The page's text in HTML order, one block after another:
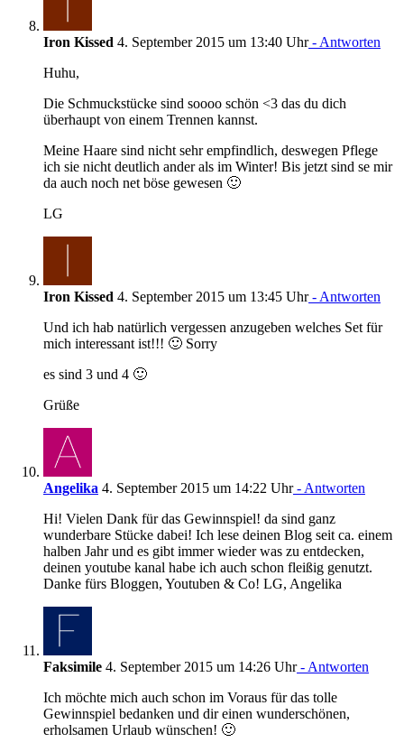
Iron Kissed 4. September 2015 um 13:40 Uhr- Antworten
Huhu,
Die Schmuckstücke sind soooo schön <3 das du dich
überhaupt von einem Trennen kannst.
Meine Haare sind nicht sehr empfindlich, deswegen Pflege
ich sie nicht deutlich ander als im Winter! Bis jetzt sind se mir
da auch noch net böse gewesen 🙂
LG
Iron Kissed 4. September 2015 um 13:45 Uhr- Antworten
Und ich hab natürlich vergessen anzugeben welches Set für
mich interessant ist!!! 🙂 Sorry
es sind 3 und 4 🙂
Grüße
Angelika 4. September 2015 um 14:22 Uhr- Antworten
Hi! Vielen Dank für das Gewinnspiel! da sind ganz
wunderbare Stücke dabei! Ich lese deinen Blog seit ca. einem
halben Jahr und es gibt immer wieder was zu entdecken,
deinen youtube kanal habe ich auch schon fleißig genutzt.
Danke fürs Bloggen, Youtuben & Co! LG, Angelika
Faksimile 4. September 2015 um 14:26 Uhr- Antworten
Ich möchte mich auch schon im Voraus für das tolle
Gewinnspiel bedanken und dir einen wunderschönen,
erholsamen Urlaub wünschen! 🙂